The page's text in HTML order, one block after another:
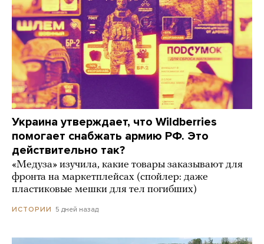
Украина утверждает, что Wildberries
помогает снабжать армию РФ. Это
действительно так?
«Медуза» изучила, какие товары заказывают для
фронта на маркетплейсах (спойлер: даже
пластиковые мешки для тел погибших)
ИСТОРИИ 5 дней назад